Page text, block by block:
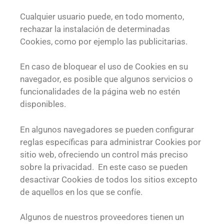
Cualquier usuario puede, en todo momento,
rechazar la instalación de determinadas
Cookies, como por ejemplo las publicitarias.
En caso de bloquear el uso de Cookies en su
navegador, es posible que algunos servicios o
funcionalidades de la página web no estén
disponibles.
En algunos navegadores se pueden configurar
reglas específicas para administrar Cookies por
sitio web, ofreciendo un control más preciso
sobre la privacidad. En este caso se pueden
desactivar Cookies de todos los sitios excepto
de aquellos en los que se confíe.
Algunos de nuestros proveedores tienen un